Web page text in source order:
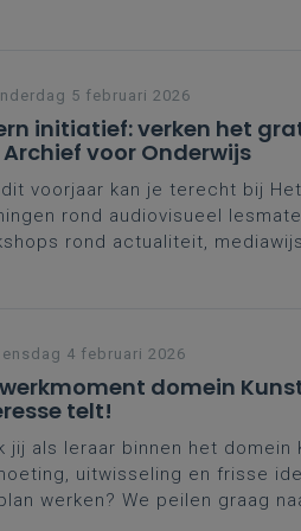
5 februari 2026
initiatief: verken het
voor Onderwijs
voorjaar kan je terecht bij
rond audiovisueel
rond actualiteit,
4 februari 2026
domein
telt!
jij als leraar binnen het
uitwisseling en frisse
werken? We peilen graag